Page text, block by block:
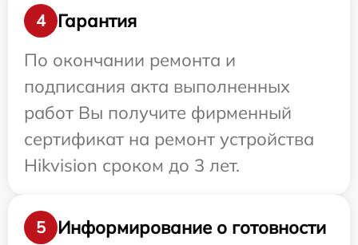
4
Гарантия
По окончании ремонта и
подписания акта выполненных
работ Вы получите фирменный
сертификат на ремонт устройства
Hikvision сроком до 3 лет.
5
Информирование о готовности